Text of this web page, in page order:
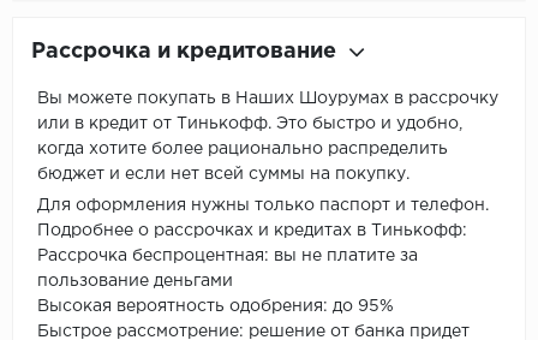
Рассрочка и кредитование
Вы можете покупать в Наших Шоурумах в рассрочку
или в кредит от Тинькофф. Это быстро и удобно,
когда хотите более рационально распределить
бюджет и если нет всей суммы на покупку.
Для оформления нужны только паспорт и телефон.
Подробнее о рассрочках и кредитах в Тинькофф:
Рассрочка беспроцентная: вы не платите за
пользование деньгами
Высокая вероятность одобрения: до 95%
Быстрое рассмотрение: решение от банка придет